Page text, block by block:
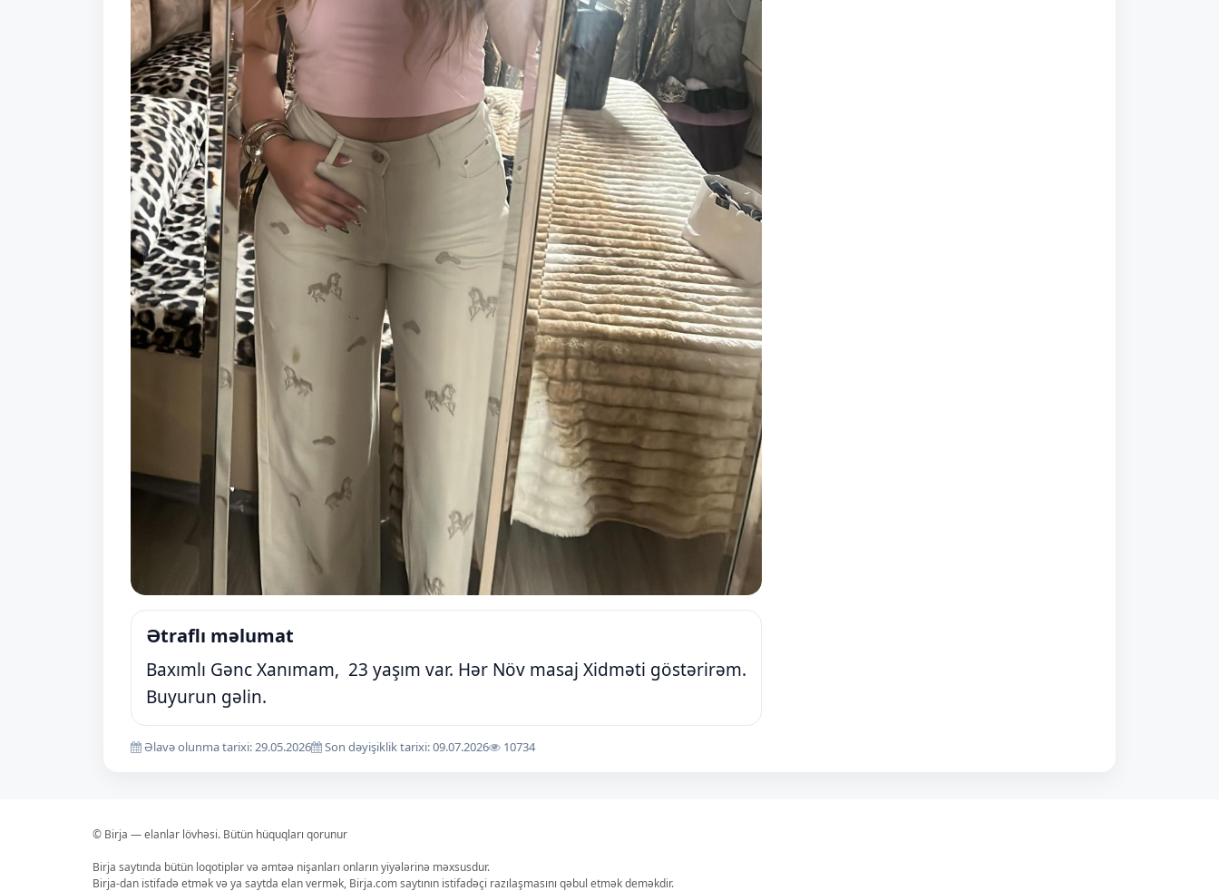
Ətraflı məlumat
Baxımlı Gənc Xanımam, 23 yaşım var. Hər Növ masaj Xidməti göstərirəm.
Buyurun gəlin.
Əlavə olunma tarixi: 29.05.2026 Son dəyişiklik tarixi: 09.07.2026 10734
© Birja — elanlar lövhəsi. Bütün hüquqları qorunur
Birja saytında bütün loqotiplər və əmtəə nişanları onların yiyələrinə məxsusdur.
Birja-dan istifadə etmək və ya saytda elan vermək, Birja.com saytının istifadəçi razılaşmasını qəbul etmək deməkdir.